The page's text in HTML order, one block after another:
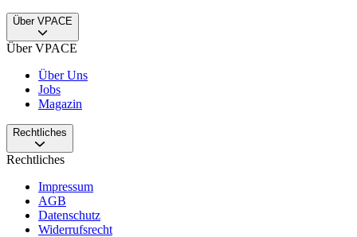
Über VPACE
Über VPACE
Über Uns
Jobs
Magazin
Rechtliches
Rechtliches
Impressum
AGB
Datenschutz
Widerrufsrecht